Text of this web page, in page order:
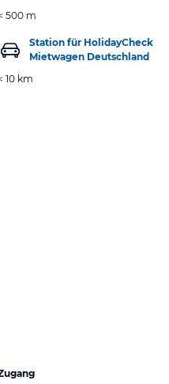
500 m
Station für HolidayCheck
Mietwagen Deutschland
10 km